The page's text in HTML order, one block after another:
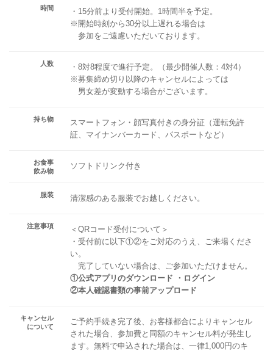
時間
・15分前より受付開始。1時間半を予定。
※開始時刻から30分以上遅れる場合は
参加をご遠慮いただいております。
人数
・8対8程度で進行予定。（最少開催人数：4対4）
※募集締め切り以降のキャンセルによっては
男女差が変動する場合がございます。
持ち物
スマートフォン・顔写真付きの身分証（運転免許
証、マイナンバーカード、パスポートなど）
お食事
飲み物
ソフトドリンク付き
服装 清潔感のある服装でお越しください。
注意事項
＜QRコード受付について＞
・受付前に以下①②をご対応のうえ、ご来場くださ
い。
完了していない場合は、ご参加いただけません。
①公式アプリのダウンロード ・ログイン
②本人確認書類の事前アップロード
キャンセル
について
ご予約手続き完了後、お客様都合によりキャンセル
された場合、参加費と同額のキャンセル料が発生し
ます。無料で申込された場合は、一律1,000円のキ